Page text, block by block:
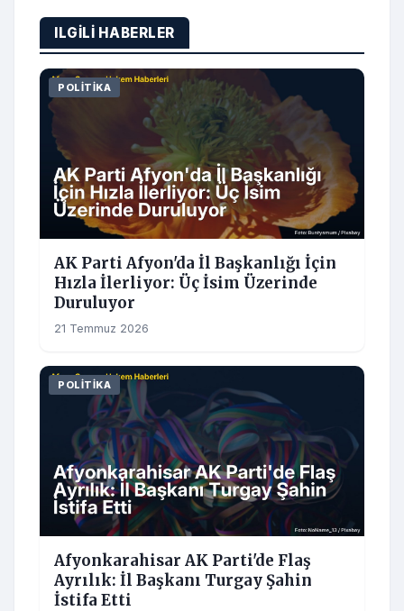
ILGILI HABERLER
POLITIKA
AK Parti Afyon'da İl Başkanlığı İçin
Hızla İlerliyor: Üç İsim Üzerinde
Duruluyor
21 Temmuz 2026
POLITIKA
Afyonkarahisar AK Parti'de Flaş
Ayrılık: İl Başkanı Turgay Şahin
İstifa Etti